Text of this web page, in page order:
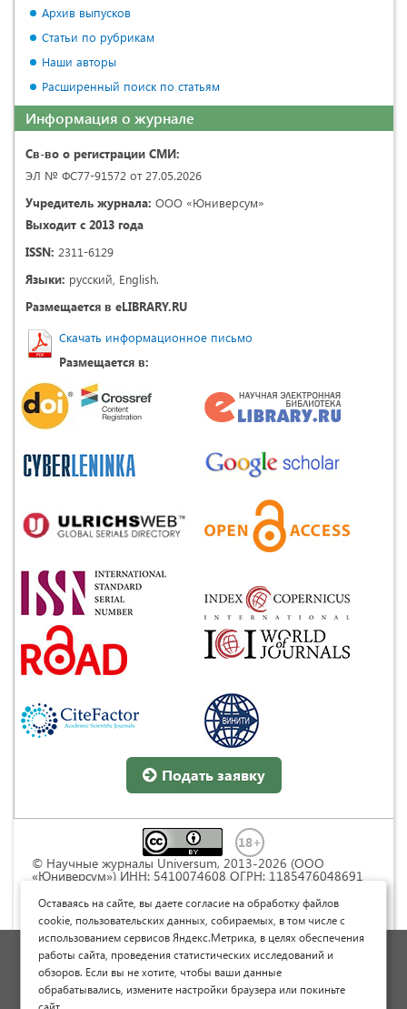
Архив выпусков
Статьи по рубрикам
Наши авторы
Расширенный поиск по статьям
Информация о журнале
Св-во о регистрации СМИ:
ЭЛ № ФС77-91572 от 27.05.2026
Учредитель журнала: ООО «Юниверсум»
Выходит с 2013 года
ISSN: 2311-6129
Языки: русский, English.
Размещается в eLIBRARY.RU
Скачать информационное письмо
Размещается в:
Подать заявку
© Научные журналы Universum, 2013-2026 (ООО
«Юниверсум») ИНН: 5410074608 ОГРН: 1185476048691
Commons « Attribution» («Атрибуция») 4.0
Непортированная
Политика обработки персональных данных
Договор оферты
Опубликовать научную статью
Оставаясь на сайте, вы даете согласие на обработку файлов
cookie, пользовательских данных, собираемых, в том числе с
использованием сервисов Яндекс.Метрика, в целях обеспечения
работы сайта, проведения статистических исследований и
обзоров. Если вы не хотите, чтобы ваши данные
обрабатывались, измените настройки браузера или покиньте